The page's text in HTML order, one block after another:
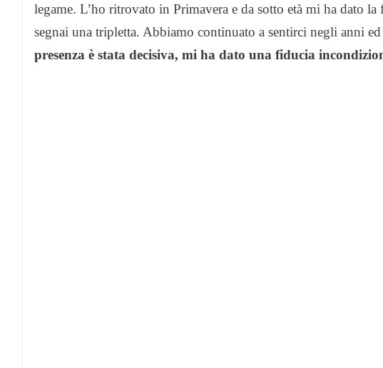
legame. L’ho ritrovato in Primavera e da sotto età mi ha dato
segnai una tripletta. Abbiamo continuato a sentirci negli anni
presenza è stata decisiva, mi ha dato una fiducia